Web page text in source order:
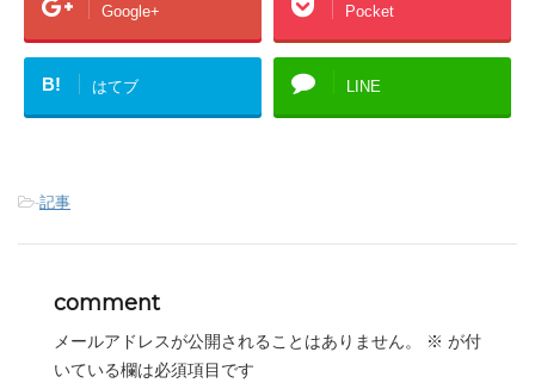
Google+ Pocket
B! はてブ LINE
-記事
comment
メールアドレスが公開されることはありません。 ※ が付
いている欄は必須項目です